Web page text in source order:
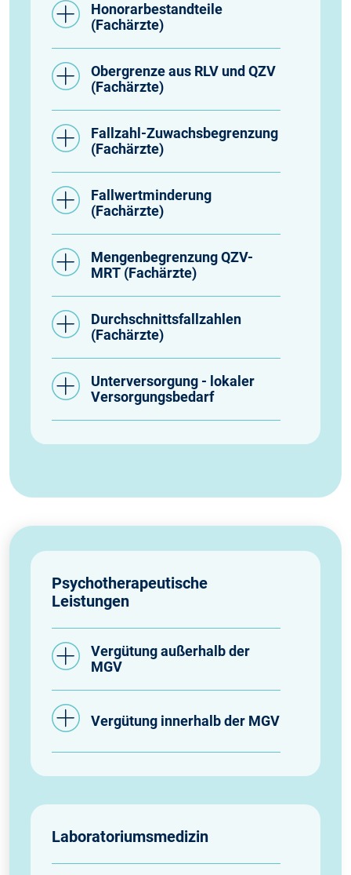
Honorarbestandteile
(Fachärzte)
Obergrenze aus RLV und QZV
(Fachärzte)
Fallzahl-Zuwachsbegrenzung
(Fachärzte)
Fallwertminderung
(Fachärzte)
Mengenbegrenzung QZV-
MRT (Fachärzte)
Durchschnittsfallzahlen
(Fachärzte)
Unterversorgung - lokaler
Versorgungsbedarf
Psychotherapeutische
Leistungen
Vergütung außerhalb der
MGV
Vergütung innerhalb der MGV
Laboratoriumsmedizin